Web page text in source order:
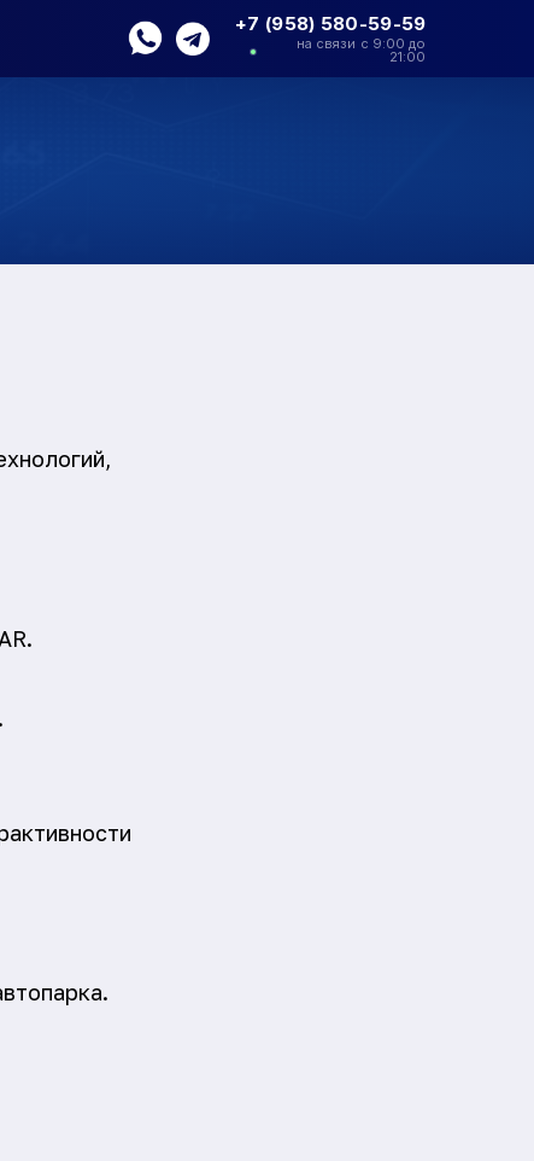
+7 (958) 580-59-59
на связи с 9:00 до
21:00